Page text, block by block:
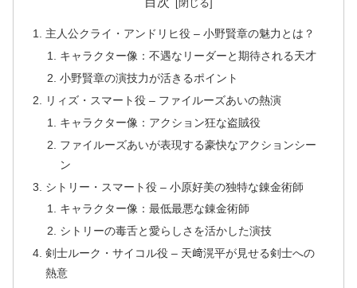
主人公クライ・アンドリヒ役 – 小野賢章の魅力とは？
キャラクター像：不遇なリーダーと期待される天才
小野賢章の演技力が活きるポイント
リィズ・スマート役 – ファイルーズあいの熱演
キャラクター像：アクション狂な盗賊役
ファイルーズあいが表現する豪快なアクションシー
ン
シトリー・スマート役 – 小原好美の独特な錬金術師
キャラクター像：最低最悪な錬金術師
シトリーの毒舌と愛らしさを活かした演技
剣士ルーク・サイコル役 – 天﨑滉平が見せる剣士への
熱意